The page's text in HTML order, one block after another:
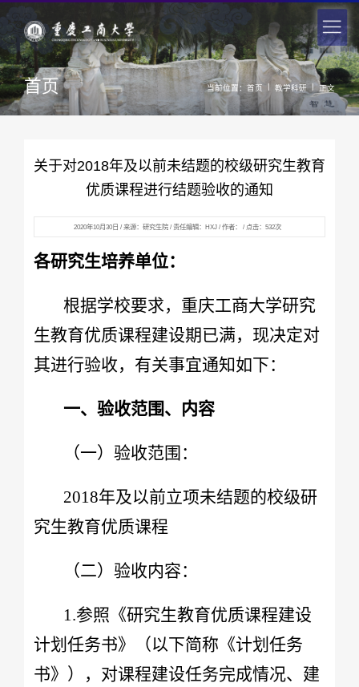
首页 当前位置： 首页 | 教学科研 | 正文
关于对2018年及以前未结题的校级研究生教育
优质课程进行结题验收的通知
2020年10月30日 / 来源：研究生院 / 责任编辑：HXJ / 作者： / 点击： 532次
各研究生培养单位：
根据学校要求，重庆工商大学研究
生教育优质课程建设期已满，现决定对
其进行验收，有关事宜通知如下：
一、验收范围、内容
（一）验收范围：
2018年及以前立项未结题的校级研
究生教育优质课程
（二）验收内容：
1.参照《研究生教育优质课程建设
计划任务书》（以下简称《计划任务
书》），对课程建设任务完成情况、建